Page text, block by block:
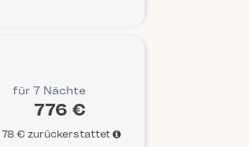
für 7 Nächte
776 €
78 € zurückerstattet